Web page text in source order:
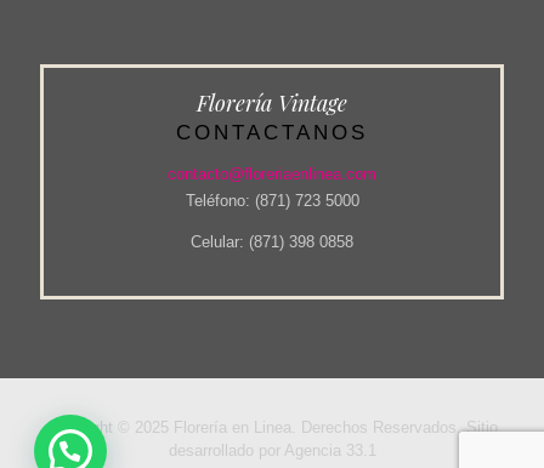
Florería Vintage
CONTACTANOS
contacto@floreriaenlinea.com
Teléfono: (871) 723 5000
Celular: (871) 398 0858
Copyright © 2025 Florería en Linea. Derechos Reservados. Sitio
desarrollado por Agencia 33.1